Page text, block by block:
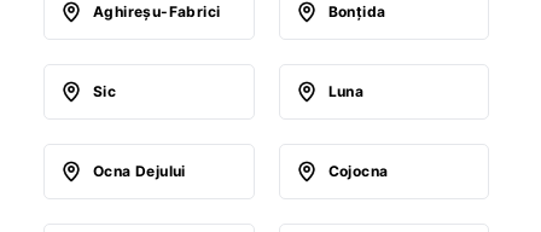
Aghireşu-Fabrici Bonţida
Sic Luna
Ocna Dejului Cojocna